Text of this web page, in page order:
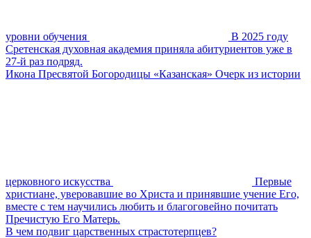
уровни обучения
В 2025 году
Сретенская духовная академия приняла абитуриентов уже в
27-й раз подряд.
Икона Пресвятой Богородицы «Казанская» Очерк из истории
церковного искусства
Первые
христиане, уверовавшие во Христа и принявшие учение Его,
вместе с тем научились любить и благоговейно почитать
Пречистую Его Матерь.
В чем подвиг царственных страстотерпцев?